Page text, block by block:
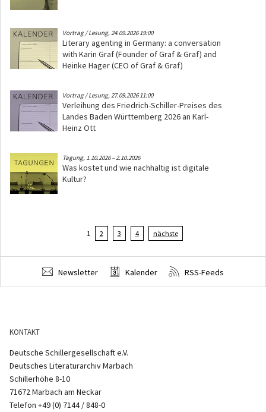
Vortrag / Lesung,24.09.2026 19:00
Literary agenting in Germany: a conversation
with Karin Graf (Founder of Graf & Graf) and
Heinke Hager (CEO of Graf & Graf)
Vortrag / Lesung,27.09.2026 11:00
Verleihung des Friedrich-Schiller-Preises des
Landes Baden Württemberg 2026 an Karl-
Heinz Ott
Tagung, 1.10.2026–2.10.2026
Was kostet und wie nachhaltig ist digitale
Kultur?
1 2 3 4 nächste
Newsletter Kalender RSS-Feeds
KONTAKT
Deutsche Schillergesellschaft e.V.
Deutsches Literaturarchiv Marbach
Schillerhöhe 8-10
71672 Marbach am Neckar
Telefon +49 (0) 7144 / 848-0